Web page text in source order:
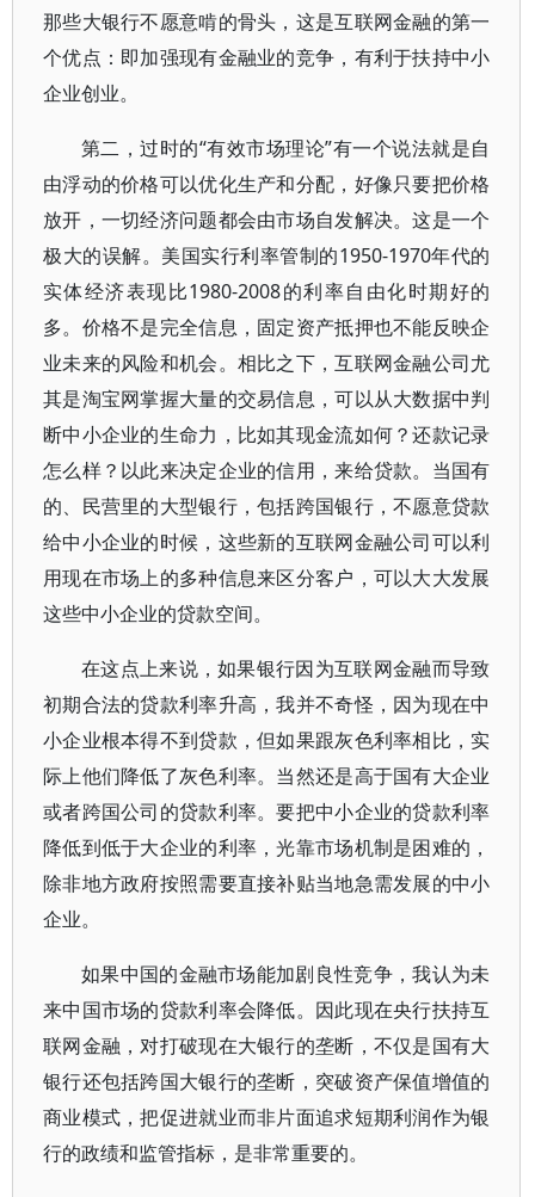
那些大银行不愿意啃的骨头，这是互联网金融的第一
个优点：即加强现有金融业的竞争，有利于扶持中小
企业创业。
第二，过时的“有效市场理论”有一个说法就是自
由浮动的价格可以优化生产和分配，好像只要把价格
放开，一切经济问题都会由市场自发解决。这是一个
极大的误解。美国实行利率管制的1950-1970年代的
实体经济表现比1980-2008的利率自由化时期好的
多。价格不是完全信息，固定资产抵押也不能反映企
业未来的风险和机会。相比之下，互联网金融公司尤
其是淘宝网掌握大量的交易信息，可以从大数据中判
断中小企业的生命力，比如其现金流如何？还款记录
怎么样？以此来决定企业的信用，来给贷款。当国有
的、民营里的大型银行，包括跨国银行，不愿意贷款
给中小企业的时候，这些新的互联网金融公司可以利
用现在市场上的多种信息来区分客户，可以大大发展
这些中小企业的贷款空间。
在这点上来说，如果银行因为互联网金融而导致
初期合法的贷款利率升高，我并不奇怪，因为现在中
小企业根本得不到贷款，但如果跟灰色利率相比，实
际上他们降低了灰色利率。当然还是高于国有大企业
或者跨国公司的贷款利率。要把中小企业的贷款利率
降低到低于大企业的利率，光靠市场机制是困难的，
除非地方政府按照需要直接补贴当地急需发展的中小
企业。
如果中国的金融市场能加剧良性竞争，我认为未
来中国市场的贷款利率会降低。因此现在央行扶持互
联网金融，对打破现在大银行的垄断，不仅是国有大
银行还包括跨国大银行的垄断，突破资产保值增值的
商业模式，把促进就业而非片面追求短期利润作为银
行的政绩和监管指标，是非常重要的。